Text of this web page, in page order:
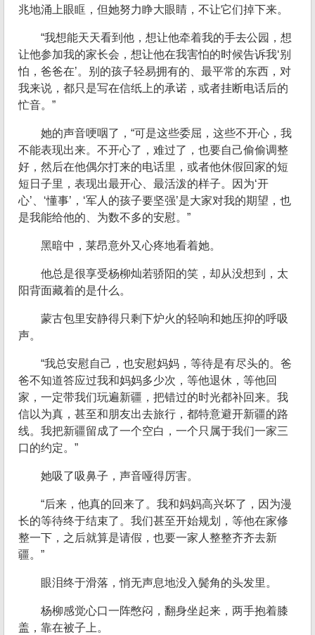
兆地涌上眼眶，但她努力睁大眼睛，不让它们掉下来。
“我想能天天看到他，想让他牵着我的手去公园，想
让他参加我的家长会，想让他在我害怕的时候告诉我‘别
怕，爸爸在’。别的孩子轻易拥有的、最平常的东西，对
我来说，都只是写在信纸上的承诺，或者挂断电话后的
忙音。”
她的声音哽咽了，“可是这些委屈，这些不开心，我
不能表现出来。不开心了，难过了，也要自己偷偷调整
好，然后在他偶尔打来的电话里，或者他休假回家的短
短日子里，表现出最开心、最活泼的样子。因为‘开
心’、‘懂事’，‘军人的孩子要坚强’是大家对我的期望，也
是我能给他的、为数不多的安慰。”
黑暗中，莱昂意外又心疼地看着她。
他总是很享受杨柳灿若骄阳的笑，却从没想到，太
阳背面藏着的是什么。
蒙古包里安静得只剩下炉火的轻响和她压抑的呼吸
声。
“我总安慰自己，也安慰妈妈，等待是有尽头的。爸
爸不知道答应过我和妈妈多少次，等他退休，等他回
家，一定带我们玩遍新疆，把错过的时光都补回来。我
信以为真，甚至和朋友出去旅行，都特意避开新疆的路
线。我把新疆留成了一个空白，一个只属于我们一家三
口的约定。”
她吸了吸鼻子，声音哑得厉害。
“后来，他真的回来了。我和妈妈高兴坏了，因为漫
长的等待终于结束了。我们甚至开始规划，等他在家修
整一下，之后就算是请假，也要一家人整整齐齐去新
疆。”
眼泪终于滑落，悄无声息地没入鬓角的头发里。
杨柳感觉心口一阵憋闷，翻身坐起来，两手抱着膝
盖，靠在被子上。